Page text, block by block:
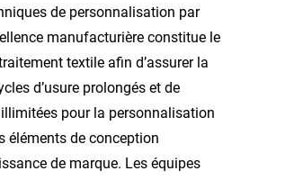
de personnalisation par
manufacturière constitue le
textile afin d’assurer la
d’usure prolongés et de
pour la personnalisation
éléments de conception
de marque. Les équipes